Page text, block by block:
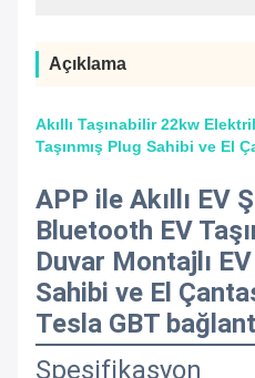
Açıklama
Akıllı Taşınabilir 22kw
Taşınmış Plug Sahibi ve El
APP ile Akıllı EV
Bluetooth EV
Duvar Montajlı
Sahibi ve El
Tesla GBT
Spesifikasyon